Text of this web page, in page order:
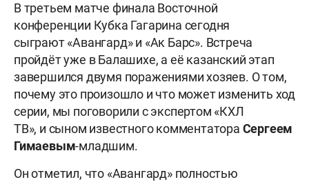
В третьем матче финала Восточной
конференции Кубка Гагарина сегодня
сыграют «Авангард» и «Ак Барс». Встреча
пройдёт уже в Балашихе, а её казанский этап
завершился двумя поражениями хозяев. О том,
почему это произошло и что может изменить ход
серии, мы поговорили с экспертом «КХЛ
ТВ», и сыном известного комментатора Сергеем
Гимаевым-младшим.
Он отметил, что «Авангард» полностью